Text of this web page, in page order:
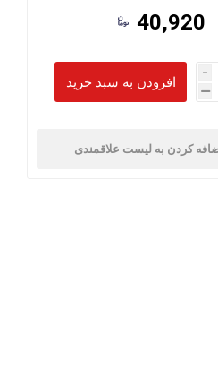
40,920
i
h
کردن به لیست علاقمندی